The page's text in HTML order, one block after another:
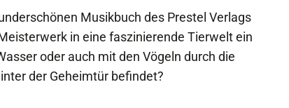
Musikbuch des Prestel Verlags
in eine faszinierende Tierwelt ein
oder auch mit den Vögeln durch die
der Geheimtür befindet?